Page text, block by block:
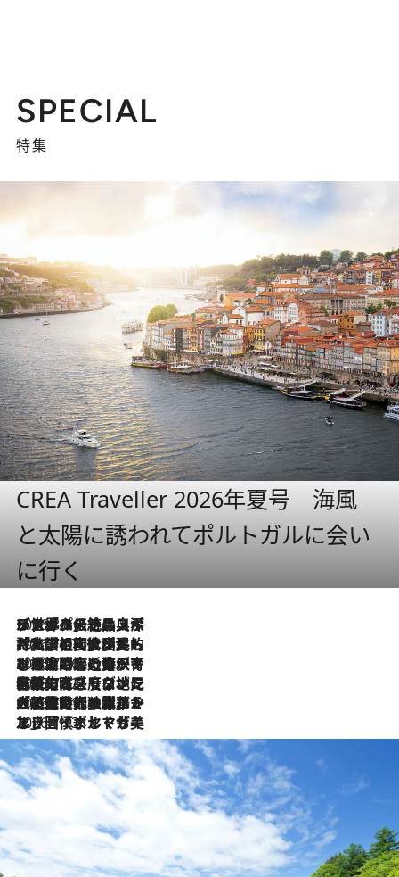
SPECIAL
特集
CREA Traveller 2026年夏号 海風
と太陽に誘われてポルトガルに会い
に行く
2026.8.8
リスボンの絶品スイーツ「パステル・デ・ナタ」とは？ポルトガル伝統の奥深い世界へ
2026.7.27
「私の祖国はポルトガル語です」国民的詩人フェルナンド・ペソアと、彼が愛した文学の街を歩く
2026.7.26
ポルトガル近海が育む極上の海の幸。キリリと冷えた白ワインと愉しむ、シーフード専門店の贅沢
2026.7.22
伝統の味をモダンに昇華。高感度な地元客が集う、リスボンの最旬ガストロノミー
2026.7.21
大航海時代の栄華から、震災、独裁、そして革命へ。ポルトガル・首都リスボンの石畳に刻まれた「歴史の光と影」
2026.7.13
エッセイ・ヤマザキマリ「慎ましくも美しき国 ポルトガル」